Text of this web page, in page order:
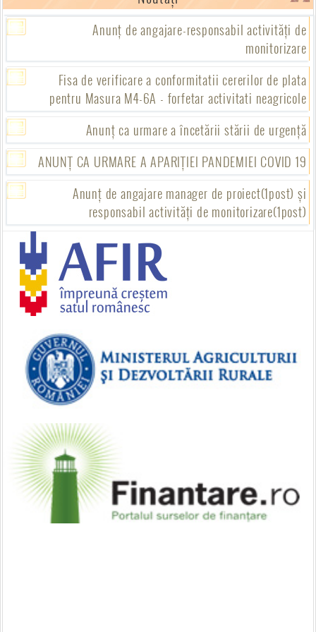
Anunț de angajare-responsabil activități de
monitorizare
Fisa de verificare a conformitatii cererilor de plata
pentru Masura M4-6A - forfetar activitati neagricole
Anunț ca urmare a încetării stării de urgență
ANUNȚ CA URMARE A APARIȚIEI PANDEMIEI COVID 19
Anunț de angajare manager de proiect(1post) și
responsabil activități de monitorizare(1post)